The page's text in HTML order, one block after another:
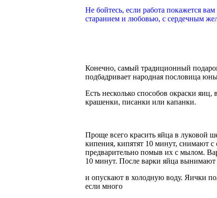
Не бойтесь, если работа покажется вам
старанием и любовью, с сердечным
Конечно, самый традиционный
подбадривает народная пословица
Есть несколько способов окраски яиц,
крашенки, писанки или капанки.
Проще всего красить яйца в луковой
кипения, кипятят 10 минут, снимают с
предварительно помыв их с мылом.
10 минут. После варки яйца вынимают
и опускают в холодную воду. Яички
если много